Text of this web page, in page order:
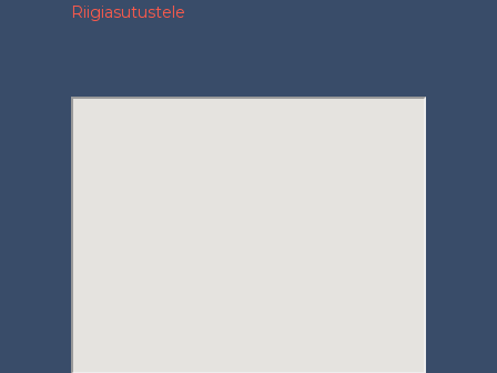
Riigiasutustele